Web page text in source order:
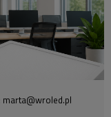
marta@wroled.pl